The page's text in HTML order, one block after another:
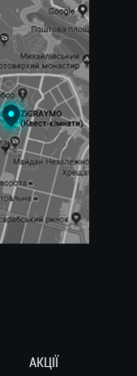
АКЦІЇ